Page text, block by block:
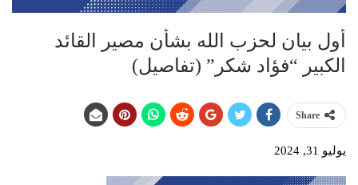
أول بيان لحزب الله بشأن مصير القائد
الكبير “فؤاد شكر” (تفاصيل)
Share
يوليو 31, 2024